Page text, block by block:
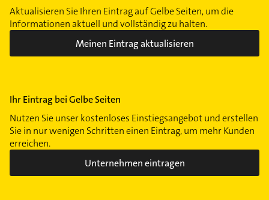
Aktualisieren Sie Ihren Eintrag auf Gelbe Seiten, um die
Informationen aktuell und vollständig zu halten.
Meinen Eintrag aktualisieren
Ihr Eintrag bei Gelbe Seiten
Nutzen Sie unser kostenloses Einstiegsangebot und erstellen
Sie in nur wenigen Schritten einen Eintrag, um mehr Kunden
erreichen.
Unternehmen eintragen